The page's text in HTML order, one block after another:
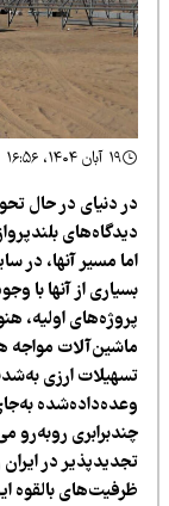
دنیای در حال تحول
مسیر آنها، در سایه
از آنها با وجود
اولیه، هنوز
مواجه هستند.
ارزی به‌شدت
به‌جای
روبه‌رو
در ایران را
بالقوه این